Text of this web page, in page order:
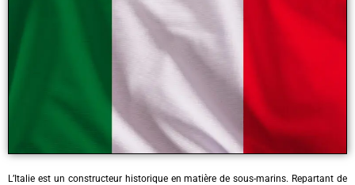
L’Italie est un constructeur historique en matière de sous-marins. Repartant de